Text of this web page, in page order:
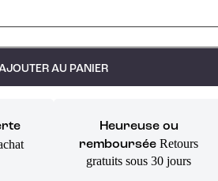
AU PANIER
Heureuse ou
remboursée Retours
gratuits sous 30 jours